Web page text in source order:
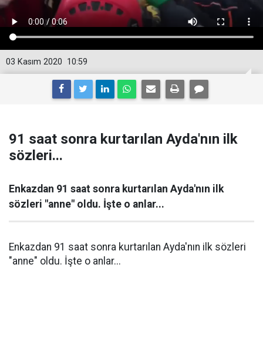
10:59
03 Kasım 2020
91 saat sonra kurtarılan Ayda'nın ilk
sözleri...
Enkazdan 91 saat sonra kurtarılan Ayda'nın ilk
sözleri "anne" oldu. İşte o anlar...
Enkazdan 91 saat sonra kurtarılan Ayda'nın ilk sözleri
"anne" oldu. İşte o anlar...